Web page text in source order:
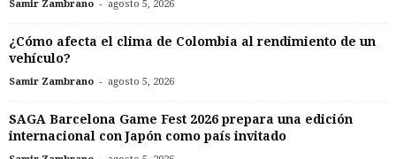
Samir Zambrano - agosto 5, 2026
¿Cómo afecta el clima de Colombia al rendimiento de un
vehículo?
Samir Zambrano - agosto 5, 2026
SAGA Barcelona Game Fest 2026 prepara una edición
internacional con Japón como país invitado